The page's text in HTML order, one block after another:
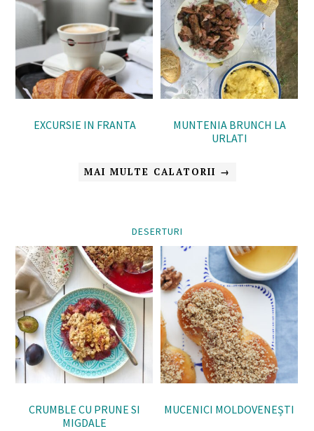
EXCURSIE IN FRANTA
MUNTENIA BRUNCH LA
URLATI
MAI MULTE CALATORII →
DESERTURI
CRUMBLE CU PRUNE SI
MIGDALE
MUCENICI MOLDOVENEȘTI